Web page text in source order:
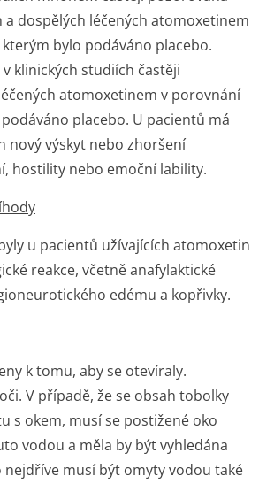
a dospělých léčených atomoxetinem
bylo podáváno placebo.
klinických studiích častěji
atomoxetinem v porovnání
placebo. U pacientů má
nový výskyt nebo zhoršení
hostility nebo emoční lability.
u pacientů užívajících atomoxetin
reakce, včetně anafylaktické
edému a kopřivky.
k tomu, aby se otevíraly.
V případě, že se obsah tobolky
s okem, musí se postižené oko
vodou a měla by být vyhledána
nejdříve musí být omyty vodou také